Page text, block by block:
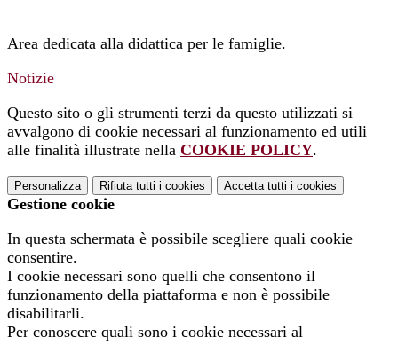
Area dedicata alla didattica per le famiglie.
Notizie
Questo sito o gli strumenti terzi da questo utilizzati si
avvalgono di cookie necessari al funzionamento ed utili
alle finalità illustrate nella COOKIE POLICY.
Personalizza Rifiuta tutti i cookies Accetta tutti i cookies
Gestione cookie
In questa schermata è possibile scegliere quali cookie
consentire.
I cookie necessari sono quelli che consentono il
funzionamento della piattaforma e non è possibile
disabilitarli.
Per conoscere quali sono i cookie necessari al